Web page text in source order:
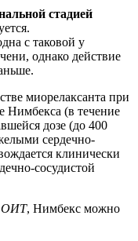
стадией
с таковой у
однако действие
миорелаксанта при
Нимбекса (в течение
дозе (до 400
сердечно-
клинически
сосудистой
ОИТ, Нимбекс можно